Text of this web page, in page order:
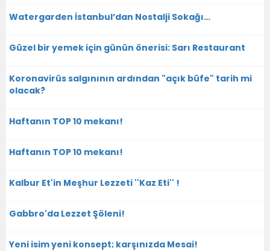
Watergarden İstanbul’dan Nostalji Sokağı…
Güzel bir yemek için günün önerisi: Sarı Restaurant
Koronavirüs salgınının ardından "açık büfe" tarih mi
olacak?
Haftanın TOP 10 mekanı!
Haftanın TOP 10 mekanı!
Kalbur Et'in Meşhur Lezzeti ''Kaz Eti'' !
Gabbro'da Lezzet Şöleni!
Yeni isim yeni konsept; karşınızda Mesai!